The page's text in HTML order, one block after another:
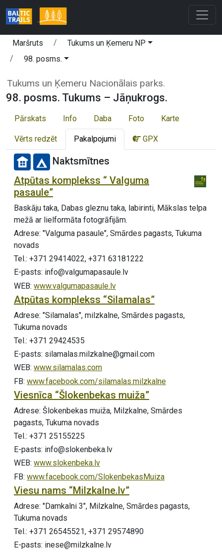
Maršruts
Tukums un Ķemeru NP
98. posms.
Tukums un Ķemeru Nacionālais parks.
98. posms. Tukums – Jāņukrogs.
Pārskats Info Daba Foto Karte
Vērts redzēt Pakalpojumi GPX
Naktsmītnes
Atpūtas komplekss “ Valguma
pasaule”
Baskāju taka, Dabas gleznu taka, labirinti, Mākslas telpa
mežā ar lielformāta fotogrāfijām.
Adrese: "Valguma pasaule", Smārdes pagasts, Tukuma
novads
Tel.: +371 29414022, +371 63181222
E-pasts: info@valgumapasaule.lv
WEB: www.valgumapasaule.lv
Atpūtas komplekss “Silamalas”
Adrese: "Silamalas", milzkalne, Smārdes pagasts,
Tukuma novads
Tel.: +371 29424535
E-pasts: silamalas.milzkalne@gmail.com
WEB: www.silamalas.com
FB: www.facebook.com/silamalas.milzkalne
Viesnīca “Šlokenbekas muiža”
Adrese: Šlokenbekas muiža, Milzkalne, Smārdes
pagasts, Tukuma novads
Tel.: +371 25155225
E-pasts: info@slokenbeka.lv
WEB: www.slokenbeka.lv
FB: www.facebook.com/SlokenbekasMuiza
Viesu nams “Milzkalne.lv”
Adrese: "Damkalni 3", Milzkalne, Smārdes pagasts,
Tukuma novads
Tel.: +371 26545521, +371 29574890
E-pasts: inese@milzkalne.lv